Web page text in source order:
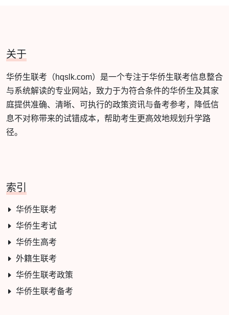
关于
华侨生联考（hqslk.com）是一个专注于华侨生联考信息整合
与系统解读的专业网站，致力于为符合条件的华侨生及其家
庭提供准确、清晰、可执行的政策资讯与备考参考，降低信
息不对称带来的试错成本，帮助考生更高效地规划升学路
径。
索引
华侨生联考
华侨生考试
华侨生高考
外籍生联考
华侨生联考政策
华侨生联考备考